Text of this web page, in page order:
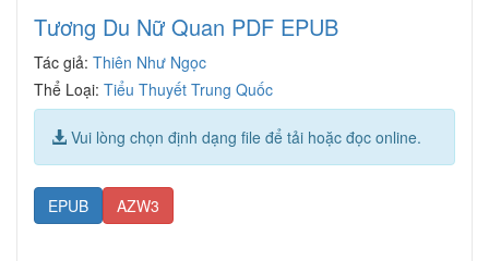
Tương Du Nữ Quan PDF EPUB
Tác giả: Thiên Như Ngọc
Thể Loại: Tiểu Thuyết Trung Quốc
Vui lòng chọn định dạng file để tải hoặc đọc online.
EPUB AZW3